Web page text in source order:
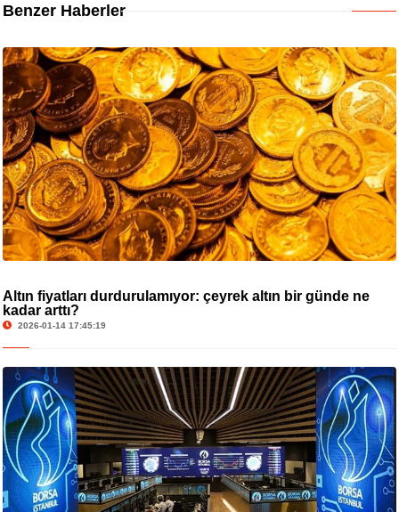
Benzer Haberler
Altın fiyatları durdurulamıyor: çeyrek altın bir günde ne
kadar arttı?
2026-01-14 17:45:19